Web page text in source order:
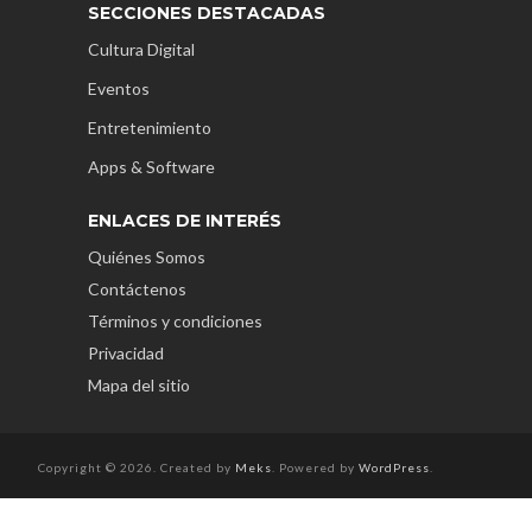
SECCIONES DESTACADAS
Cultura Digital
Eventos
Entretenimiento
Apps & Software
ENLACES DE INTERÉS
Quiénes Somos
Contáctenos
Términos y condiciones
Privacidad
Mapa del sitio
Copyright © 2026. Created by Meks . Powered by WordPress